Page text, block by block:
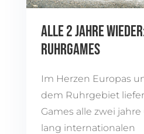
ALLE 2 JAHRE
RUHRGAMES
Im Herzen Europas
dem Ruhrgebiet
Games alle zwei
lang internationalen